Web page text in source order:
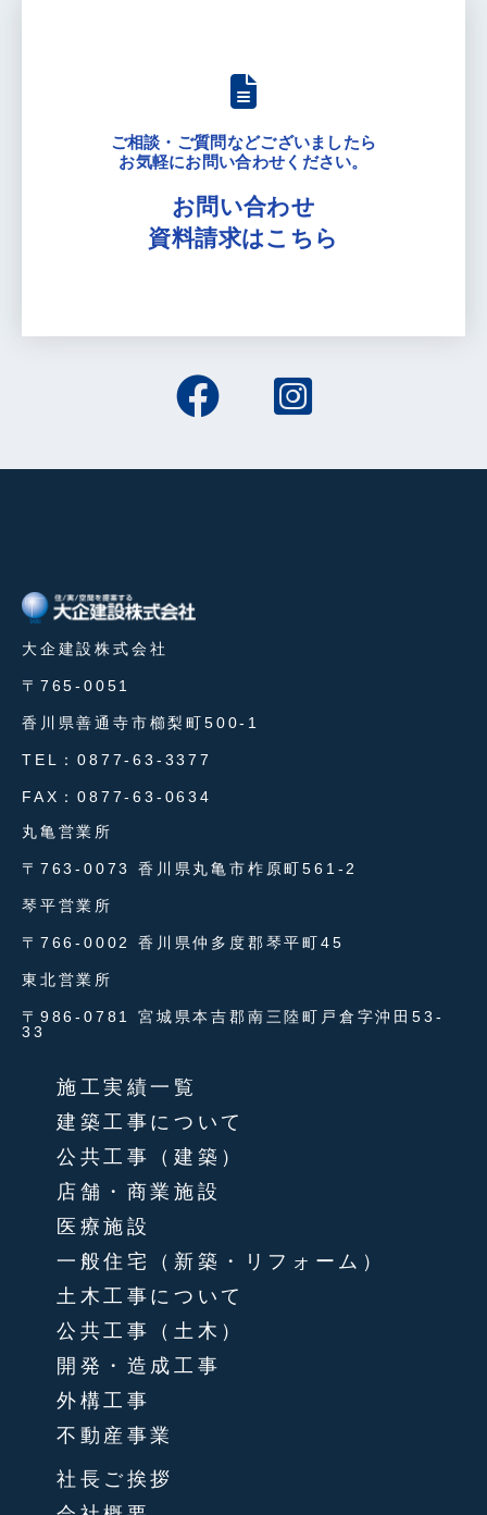
ご相談・ご質問などございましたら
お気軽にお問い合わせください。
お問い合わせ
資料請求はこちら
大企建設株式会社
〒765-0051
香川県善通寺市櫛梨町500-1
TEL：0877-63-3377
FAX：0877-63-0634
丸亀営業所
〒763-0073 香川県丸亀市柞原町561-2
琴平営業所
〒766-0002 香川県仲多度郡琴平町45
東北営業所
〒986-0781 宮城県本吉郡南三陸町戸倉字沖田53-
33
施工実績一覧
建築工事について
公共工事（建築）
店舗・商業施設
医療施設
一般住宅（新築・リフォーム）
土木工事について
公共工事（土木）
開発・造成工事
外構工事
不動産事業
社長ご挨拶